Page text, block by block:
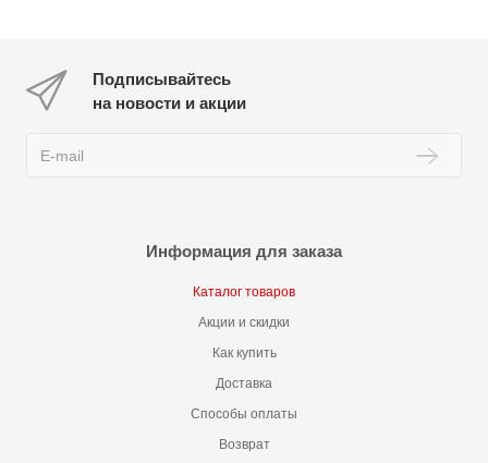
Подписывайтесь
на новости и акции
Информация для заказа
Каталог товаров
Акции и скидки
Как купить
Доставка
Способы оплаты
Возврат